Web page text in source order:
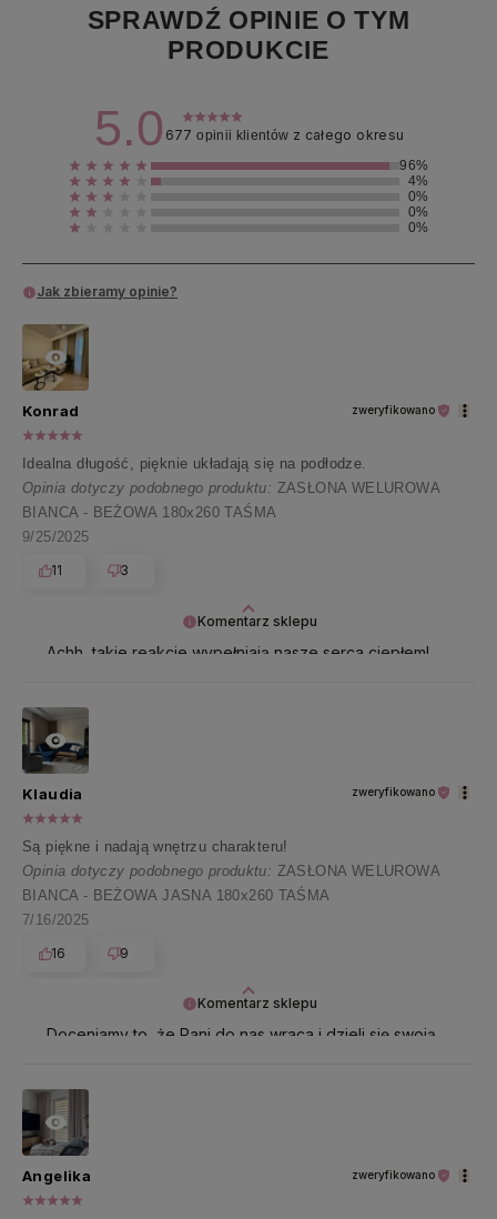
SPRAWDŹ OPINIE O TYM
PRODUKCIE
5.0 677 opinii klientów z całego okresu
96%
4%
0%
0%
0%
Jak zbieramy opinie?
Komentarz sklepu
Achh, takie reakcje wypełniają nasze serca ciepłem!
Konrad zweryfikowano
Idealna długość, pięknie układają się na podłodze.
Opinia dotyczy podobnego produktu: ZASŁONA WELUROWA
BIANCA - BEŻOWA 180x260 TAŚMA
9/25/2025
11
3
Komentarz sklepu
Doceniamy to, że Pani do nas wraca i dzieli się swoją
Klaudia zweryfikowano
Są piękne i nadają wnętrzu charakteru!
Opinia dotyczy podobnego produktu: ZASŁONA WELUROWA
BIANCA - BEŻOWA JASNA 180x260 TAŚMA
7/16/2025
16
9
Angelika zweryfikowano